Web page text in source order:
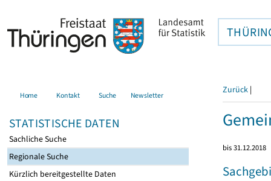
Home Kontakt Suche Newsletter
STATISTISCHE DATEN
Sachliche Suche
Regionale Suche
Kürzlich bereitgestellte Daten
Zurück |
bis 31.12.2018